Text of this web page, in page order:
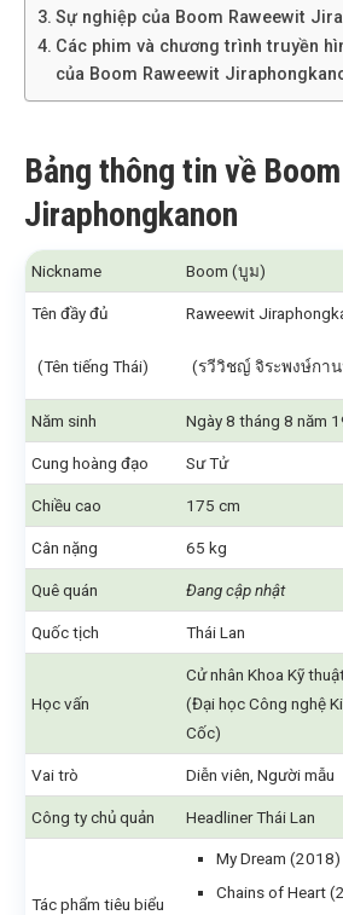
Sự nghiệp của Boom Raweewit
Các phim và chương trình truyền
của Boom Raweewit
Bảng thông tin về
Jiraphongkanon
Nickname Boom (บูม)
Tên đầy đủ
(Tên tiếng Thái)
Raweewit
(รวีวิชญ์ จิระพงษ์กา
Năm sinh Ngày 8 tháng 8 năm
Cung hoàng đạo Sư Tử
Chiều cao 175 cm
Cân nặng 65 kg
Quê quán Đang cập nhật
Quốc tịch Thái Lan
Học vấn
Cử nhân Khoa Kỹ
(Đại học Công nghệ
Cốc)
Vai trò Diễn viên, Người mẫu
Công ty chủ quản Headliner Thái Lan
Tác phẩm tiêu biểu
My Dream (2018)
Chains of Heart